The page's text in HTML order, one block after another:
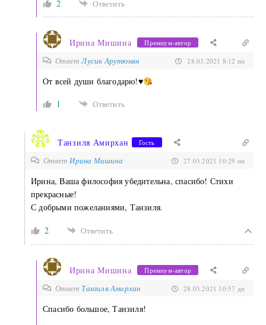
2
Ответить
Ирина Мишина Премиум-автор
ОтветЛусик Арутюнян 28.03.2021 8:12 пп
От всей души благодарю!♥️
1
Ответить
Танзиля Амирхан Гость
ОтветИрина Мишина 27.03.2021 10:29 пп
Ирина, Ваша философия убедительна, спасибо! Стихи
прекрасные!
С добрыми пожеланиями, Танзиля.
2 Ответить
Ирина Мишина Премиум-автор
Ответ Танзиля Амирхан 28.03.2021 10:57 дп
Спасибо большое, Танзиля!